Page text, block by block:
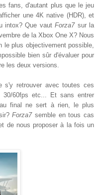
fans, d'autant plus que le jeu
une 4K native (HDR), et
intox? Que vautForza7sur la
de la Xbox One X? Nous
le plus objectivement possible,
bien sûr d'évaluer pour
les deux versions.
s'y retrouver avec toutes ces
30/60fps etc... Et sans entrer
final ne sert à rien, le plus
Forza7semble en tous cas
de nous proposer à la fois un